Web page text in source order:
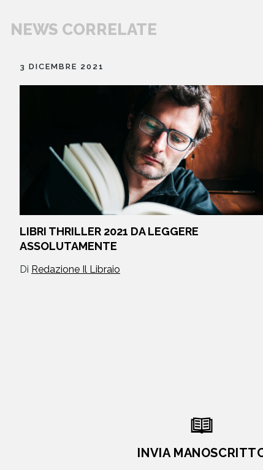
NEWS CORRELATE
3 DICEMBRE 2021
LIBRI THRILLER 2021 DA LEGGERE
ASSOLUTAMENTE
Di Redazione Il Libraio
INVIA